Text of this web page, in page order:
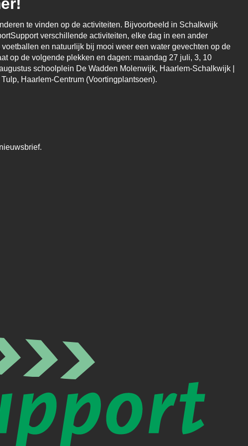
te vinden op de activiteiten. Bijvoorbeeld in Schalkwijk
verschillende activiteiten, elke dag in een ander
en natuurlijk bij mooi weer een water gevechten op de
op de volgende plekken en dagen: maandag 27 juli, 3, 10
schoolplein De Wadden Molenwijk, Haarlem-Schalkwijk |
Haarlem-Centrum (Voortingplantsoen).